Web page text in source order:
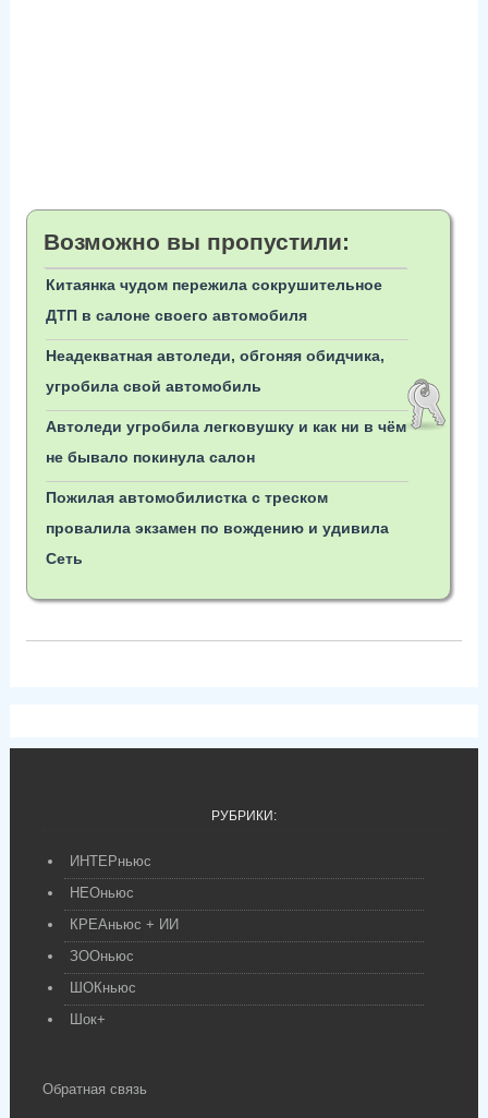
Возможно вы пропустили:
Китаянка чудом пережила сокрушительное
ДТП в салоне своего автомобиля
Неадекватная автоледи, обгоняя обидчика,
угробила свой автомобиль
Автоледи угробила легковушку и как ни в чём
не бывало покинула салон
Пожилая автомобилистка с треском
провалила экзамен по вождению и удивила
Сеть
РУБРИКИ:
ИНТЕРньюс
НЕОньюс
КРЕАньюс + ИИ
ЗООньюс
ШОКньюс
Шок+
Обратная связь